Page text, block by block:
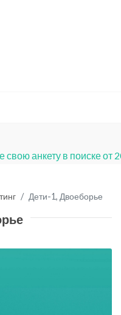
свою анкету в поиске от
Дети-1, Двоеборье